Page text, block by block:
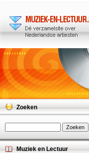
Zoeken
Muziek en Lectuur